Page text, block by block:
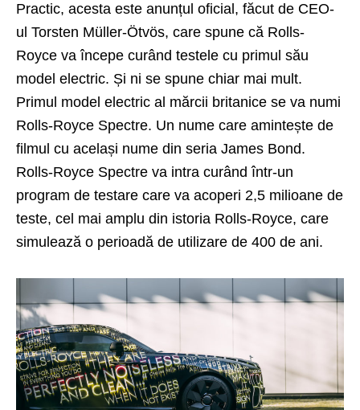
Practic, acesta este anunțul oficial, făcut de CEO-
ul Torsten Müller-Ötvös, care spune că Rolls-
Royce va începe curând testele cu primul său
model electric. Și ni se spune chiar mai mult.
Primul model electric al mărcii britanice se va numi
Rolls-Royce Spectre. Un nume care amintește de
filmul cu același nume din seria James Bond.
Rolls-Royce Spectre va intra curând într-un
program de testare care va acoperi 2,5 milioane de
teste, cel mai amplu din istoria Rolls-Royce, care
simulează o perioadă de utilizare de 400 de ani.